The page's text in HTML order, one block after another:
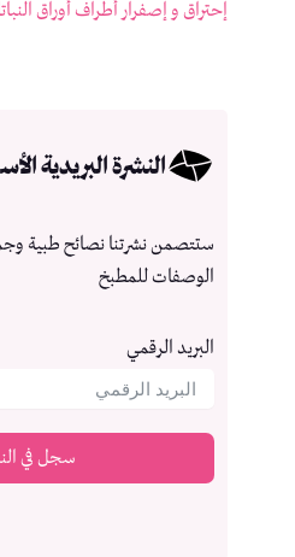
إحتراق و إصفرار أطراف أوراق
النشرة البريدية
ستتصمن نشرتنا نصائح طبية
الوصفات للمطبخ
البريد الرقمي
سجل في